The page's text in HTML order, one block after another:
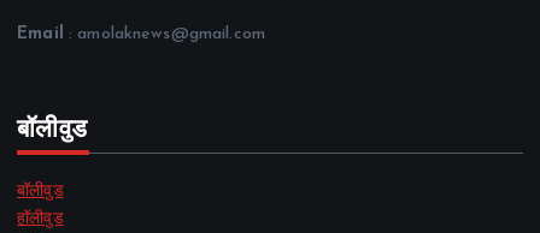
Email : amolaknews@gmail.com
बॉलीवुड
बॉलीवुड
हॉलीवुड